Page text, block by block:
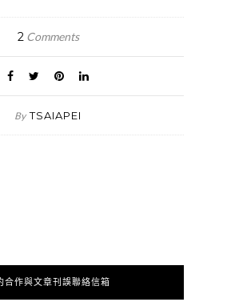
2 Comments
By TSAIAPEI
合作與文章刊誤聯絡信箱